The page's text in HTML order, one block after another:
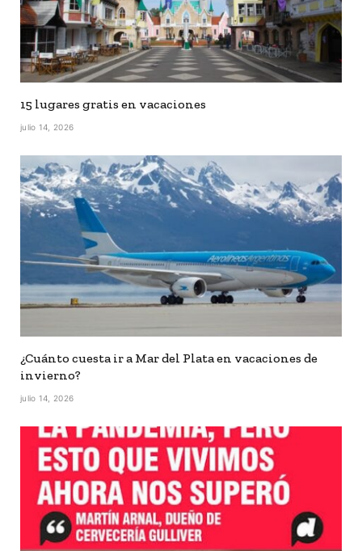
15 lugares gratis en vacaciones
julio 14, 2026
¿Cuánto cuesta ir a Mar del Plata en vacaciones de
invierno?
julio 14, 2026